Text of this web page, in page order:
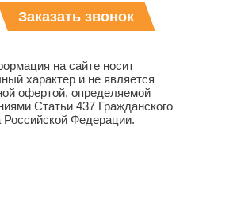
Заказать звонок
на сайте носит
характер и не является
офертой, определяемой
Статьи 437 Гражданского
Российской Федерации.